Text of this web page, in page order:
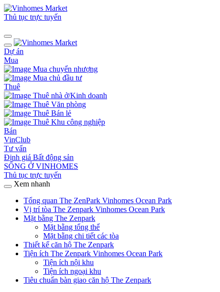
Thủ tục trực tuyến
Dự án
Mua
Mua chuyển nhượng
Mua chủ đầu tư
Thuê
Thuê nhà ở/Kinh doanh
Thuê Văn phòng
Thuê Bán lẻ
Thuê Khu công nghiệp
Bán
VinClub
Tư vấn
Định giá Bất động sản
SỐNG Ở VINHOMES
Thủ tục trực tuyến
Xem nhanh
Tổng quan The ZenPark Vinhomes Ocean Park
Vị trí tòa The Zenpark Vinhomes Ocean Park
Mặt bằng The Zenpark
Mặt bằng tổng thể
Mặt bằng chi tiết các tòa
Thiết kế căn hộ The Zenpark
Tiện ích The Zenpark Vinhomes Ocean Park
Tiện ích nội khu
Tiện ích ngoại khu
Tiêu chuẩn bàn giao căn hộ The Zenpark